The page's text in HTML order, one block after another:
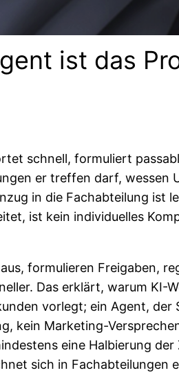
ist das
schnell, formuliert
er treffen darf, wessen
in die Fachabteilung ist
ist kein individuelles
formulieren Freigaben,
Das erklärt, warum KI-
vorlegt; ein Agent,
kein Marketing-
eine Halbierung
sich in Fachabteilungen